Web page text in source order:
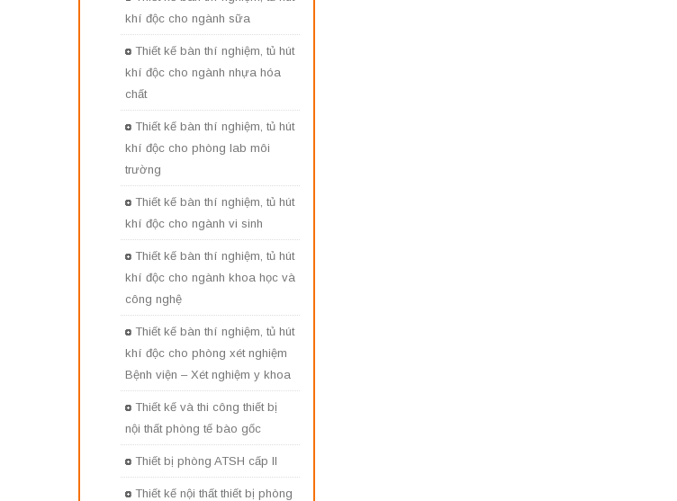
khí độc cho ngành sữa
Thiết kế bàn thí nghiệm, tủ hút
khí độc cho ngành nhựa hóa
chất
Thiết kế bàn thí nghiệm, tủ hút
khí độc cho phòng lab môi
trường
Thiết kế bàn thí nghiệm, tủ hút
khí độc cho ngành vi sinh
Thiết kế bàn thí nghiệm, tủ hút
khí độc cho ngành khoa học và
công nghệ
Thiết kế bàn thí nghiệm, tủ hút
khí độc cho phòng xét nghiệm
Bệnh viện – Xét nghiệm y khoa
Thiết kế và thi công thiết bị
nội thất phòng tế bào gốc
Thiết bị phòng ATSH cấp II
Thiết kế nội thất thiết bị phòng